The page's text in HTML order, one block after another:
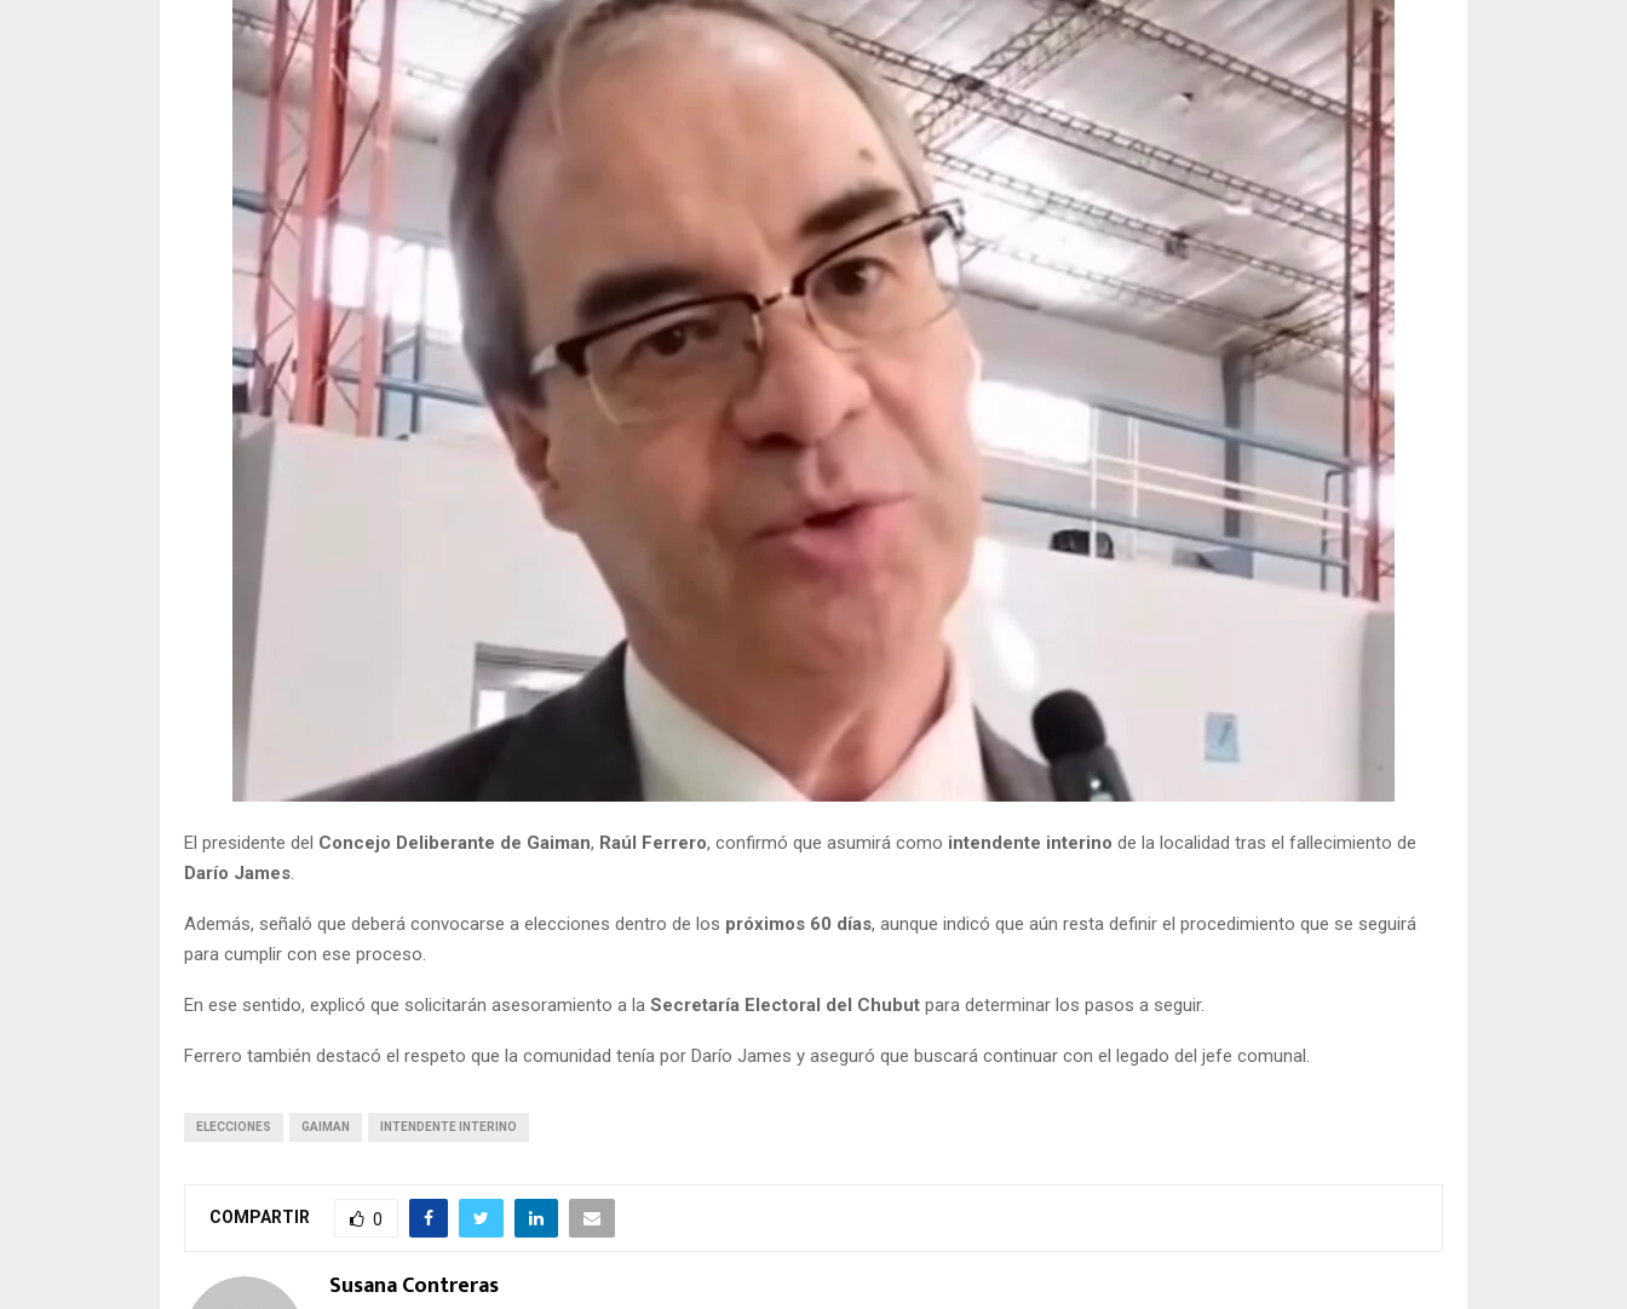
El presidente del Concejo Deliberante de Gaiman, Raúl Ferrero, confirmó que asumirá como intendente interino de la localidad tras el fallecimiento de
Darío James.
Además, señaló que deberá convocarse a elecciones dentro de los próximos 60 días, aunque indicó que aún resta definir el procedimiento que se seguirá
para cumplir con ese proceso.
En ese sentido, explicó que solicitarán asesoramiento a la Secretaría Electoral del Chubut para determinar los pasos a seguir.
Ferrero también destacó el respeto que la comunidad tenía por Darío James y aseguró que buscará continuar con el legado del jefe comunal.
ELECCIONES GAIMAN INTENDENTE INTERINO
COMPARTIR 0
Susana Contreras